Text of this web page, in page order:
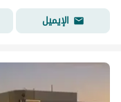
الإيميل